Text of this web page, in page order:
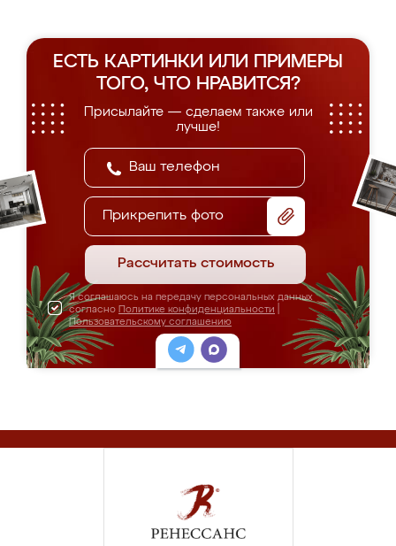
ЕСТЬ КАРТИНКИ ИЛИ ПРИМЕРЫ
ТОГО, ЧТО НРАВИТСЯ?
Присылайте — сделаем также или
лучше!
Прикрепить фото
Рассчитать стоимость
Я соглашаюсь на передачу персональных данных
согласно Политике конфиденциальности
Пользовательскому соглашению